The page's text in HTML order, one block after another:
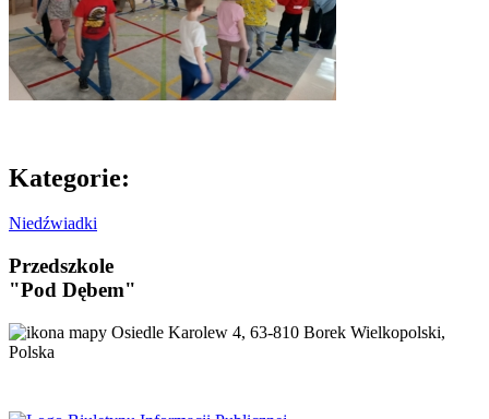
Kategorie:
Niedźwiadki
Przedszkole
"Pod Dębem"
Osiedle Karolew 4, 63-810 Borek Wielkopolski,
Polska